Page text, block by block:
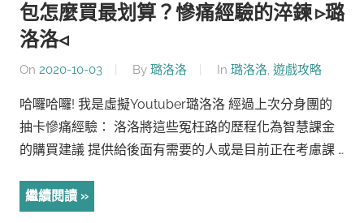
包怎麼買最划算？慘痛經驗的淬鍊 ▹璐
洛洛◃
On 2020-10-03 By 璐洛洛 In 璐洛洛, 遊戲攻略
哈囉哈囉! 我是虛擬Youtuber璐洛洛 經過上次分身團的
抽卡慘痛經驗： 洛洛將這些冤枉路的歷程化為智慧課金
的購買建議 提供給後面有需要的人或是目前正在考慮課 …
繼續閱讀